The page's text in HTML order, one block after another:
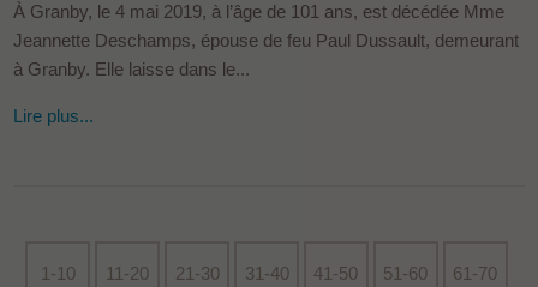
À Granby, le 4 mai 2019, à l’âge de 101 ans, est décédée Mme
Jeannette Deschamps, épouse de feu Paul Dussault, demeurant
à Granby. Elle laisse dans le...
Lire plus...
1-10 11-20 21-30 31-40 41-50 51-60 61-70